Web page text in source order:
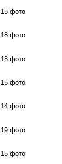
15 фото
18 фото
18 фото
15 фото
14 фото
19 фото
15 фото